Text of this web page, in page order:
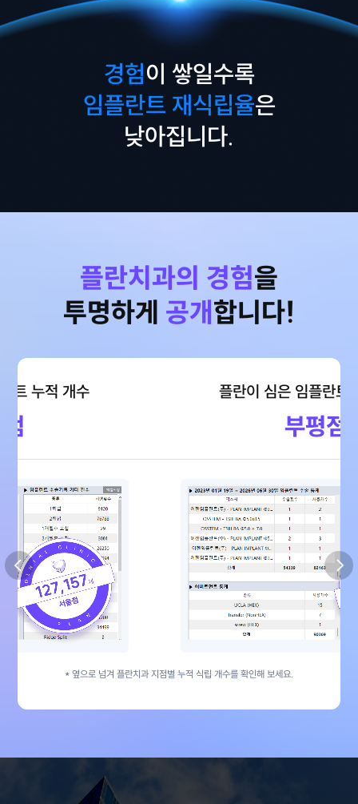
경험이 쌓일수록
임플란트 재식립율은
낮아집니다.
플란치과의 경험을
투명하게 공개합니다!
플란이 심은 임플란트 누적 개수
* 옆으로 넘겨 플란치과 지점별 누적 식립 개수를 확인해 보세요.